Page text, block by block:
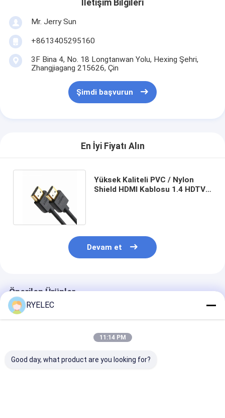
İletişim Bilgileri
Mr. Jerry Sun
+8613405295160
3F Bina 4, No. 18 Longtanwan Yolu, Hexing Şehri,
Zhangjiagang 215626, Çin
Şimdi başvurun
En İyi Fiyatı Alın
Yüksek Kaliteli PVC / Nylon
Shield HDMI Kablosu 1.4 HDTV /
Devam et
Önerilen Ürünler
RYELEC
11:14 PM
Good day, what product are you looking for?